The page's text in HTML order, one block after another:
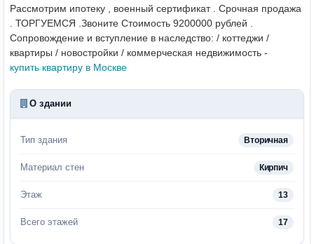
Рассмотрим ипотеку , военный сертификат . Срочная продажа
. ТОРГУЕМСЯ .Звоните Стоимость 9200000 рублей .
Сопровождение и вступление в наследство: / коттеджи /
квартиры / новостройки / коммерческая недвижимость -
купить квартиру в Москве
О здании
Тип здания Вторичная
Материал стен Кирпич
Этаж 13
Всего этажей 17